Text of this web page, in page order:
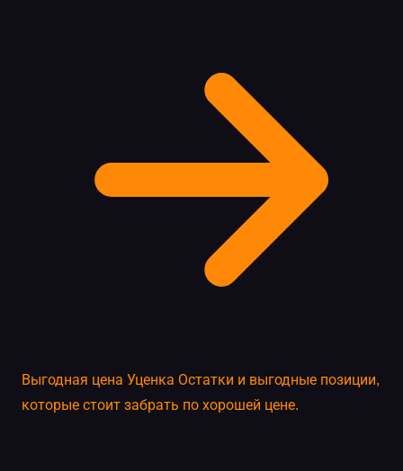
Выгодная цена Уценка Остатки и выгодные позиции,
которые стоит забрать по хорошей цене.